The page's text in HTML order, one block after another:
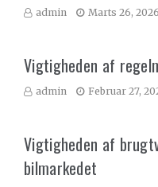
admin Marts 26, 2026
Vigtigheden af
admin Februar 27,
Vigtigheden af
bilmarkedet